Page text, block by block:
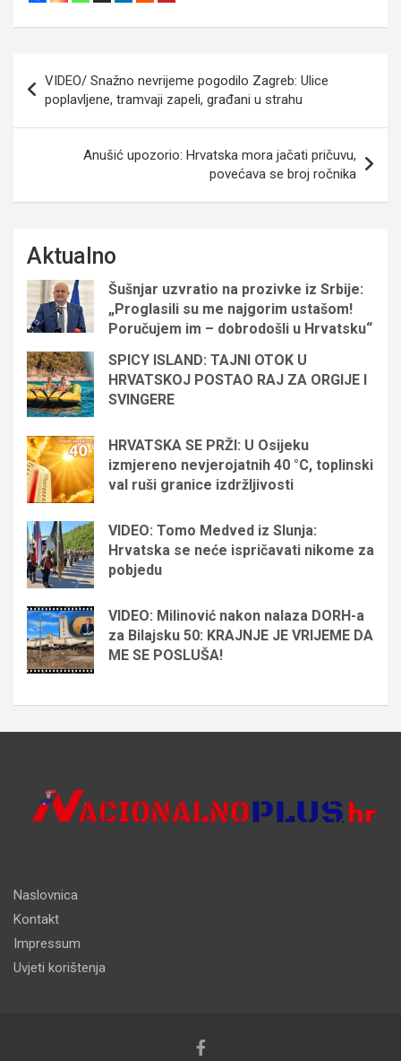
objava
VIDEO/ Snažno nevrijeme pogodilo Zagreb: Ulice
poplavljene, tramvaji zapeli, građani u strahu
Anušić upozorio: Hrvatska mora jačati pričuvu,
povećava se broj ročnika
Aktualno
Šušnjar uzvratio na prozivke iz Srbije:
„Proglasili su me najgorim ustašom!
Poručujem im – dobrodošli u Hrvatsku“
SPICY ISLAND: TAJNI OTOK U
HRVATSKOJ POSTAO RAJ ZA ORGIJE I
SVINGERE
HRVATSKA SE PRŽI: U Osijeku
izmjereno nevjerojatnih 40 °C, toplinski
val ruši granice izdržljivosti
VIDEO: Tomo Medved iz Slunja:
Hrvatska se neće ispričavati nikome za
pobjedu
VIDEO: Milinović nakon nalaza DORH-a
za Bilajsku 50: KRAJNJE JE VRIJEME DA
ME SE POSLUŠA!
Naslovnica
Kontakt
Impressum
Uvjeti korištenja